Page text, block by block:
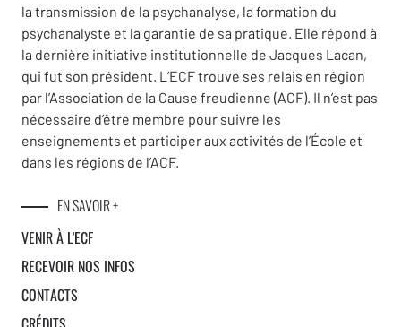
la transmission de la psychanalyse, la formation du
psychanalyste et la garantie de sa pratique. Elle répond à
la dernière initiative institutionnelle de Jacques Lacan,
qui fut son président. L’ECF trouve ses relais en région
par l’Association de la Cause freudienne (ACF). Il n’est pas
nécessaire d’être membre pour suivre les
enseignements et participer aux activités de l’École et
dans les régions de l’ACF.
EN SAVOIR +
VENIR À L’ECF
RECEVOIR NOS INFOS
CONTACTS